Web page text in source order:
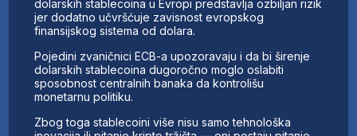
dolarskih stablecoina u Evropi predstavlja ozbiljan rizik
jer dodatno učvršćuje zavisnost evropskog
finansijskog sistema od dolara.
Pojedini zvaničnici ECB-a upozoravaju i da bi širenje
dolarskih stablecoina dugoročno moglo oslabiti
sposobnost centralnih banaka da kontrolišu
monetarnu politiku.
Zbog toga stablecoini više nisu samo tehnološka